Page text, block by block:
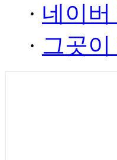
· 네이
· 그곳